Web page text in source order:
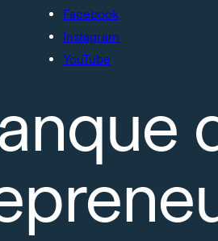
Facebook
Instagram
YouTube